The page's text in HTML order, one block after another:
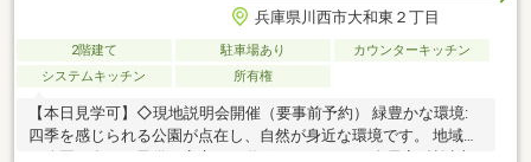
兵庫県川西市大和東２丁目
2階建て 駐車場あり
カウンターキッチン
システムキッチン
所有権
【本日見学可】◇現地説明会開催（要事前予約） 緑豊かな環境:
四季を感じられる公園が点在し、自然が身近な環境です。 地域内
に公園が多く、子供を安心して遊ばせられます。 全居室6帖以上